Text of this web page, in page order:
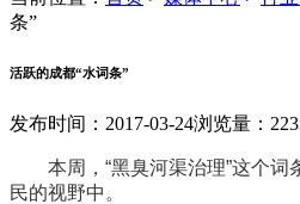
条”
活跃的成都“水词条”
发布时间：2017-03-24浏览量：
本周，“黑臭河渠治理”这个词
民的视野中。